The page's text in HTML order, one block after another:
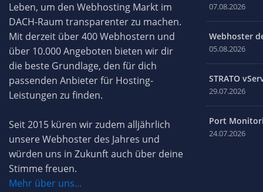
Leben, um den Webhosting Markt im
DACH-Raum transparenter zu machen.
Mit derzeit über 400 Webhostern und
über 10.000 Angeboten bieten wir dir
die beste Grundlage, den für dich
passenden Anbieter für Hosting-
Leistungen zu finden.
Seit 2015 küren wir zudem alljährlich
unsere Webhoster des Jahres und
würden uns in Zukunft auch über deine
Stimme freuen.
Mehr über uns...
07.08.2026
Webhoster
05.08.2026
STRATO
29.07.2026
Port
24.07.2026